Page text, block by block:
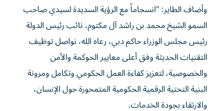
وأضاف الطاير: "انسجاماً مع الرؤية السديدة لسيدي صاحب
السمو الشيخ محمد بن راشد آل مكتوم، نائب رئيس الدولة
رئيس مجلس الوزراء حاكم دبي، رعاه الله، نواصل توظيف
التقنيات الحديثة وفق أعلى معايير الحوكمة والأمن
والخصوصية، لتعزيز كفاءة العمل الحكومي وتكامل ومرونة
البنية التحتية الرقمية الحكومية المتمحورة حول الإنسان،
والارتقاء بجودة الخدمات.